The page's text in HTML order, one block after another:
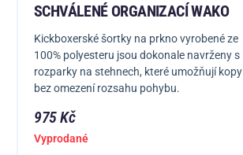
SCHVÁLENÉ ORGANIZACÍ WAKO
Kickboxerské šortky na prkno vyrobené ze
100% polyesteru jsou dokonale navrženy s
rozparky na stehnech, které umožňují kopy
bez omezení rozsahu pohybu.
975 Kč
Vyprodané